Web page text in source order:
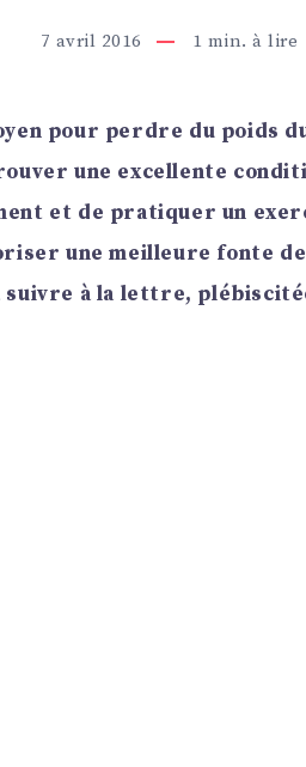
7 avril 2016 1 min. à lire
pour perdre du poids
une excellente
et de pratiquer un
une meilleure fonte
suivre à la lettre,